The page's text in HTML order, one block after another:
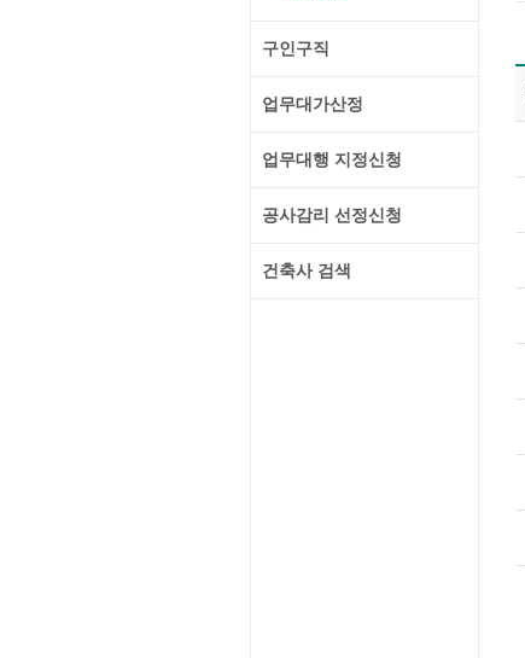
구인구직
업무대가산정
업무대행 지정신청
공사감리 선정신청
건축사 검색